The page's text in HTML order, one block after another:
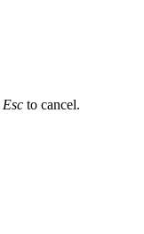
Esc to cancel.